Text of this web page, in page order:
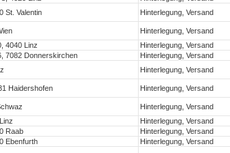
St. Valentin Hinterlegung, Versand
Hinterlegung, Versand
4040 Linz Hinterlegung, Versand
7082 Donnerskirchen Hinterlegung, Versand
Hinterlegung, Versand
Haidershofen Hinterlegung, Versand
Hinterlegung, Versand
Hinterlegung, Versand
Raab Hinterlegung, Versand
Ebenfurth Hinterlegung, Versand